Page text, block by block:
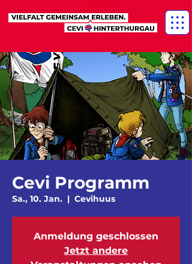
Cevi Programm
Sa., 10. Jan.
  |
Cevihuus
Anmeldung geschlossen
Jetzt andere